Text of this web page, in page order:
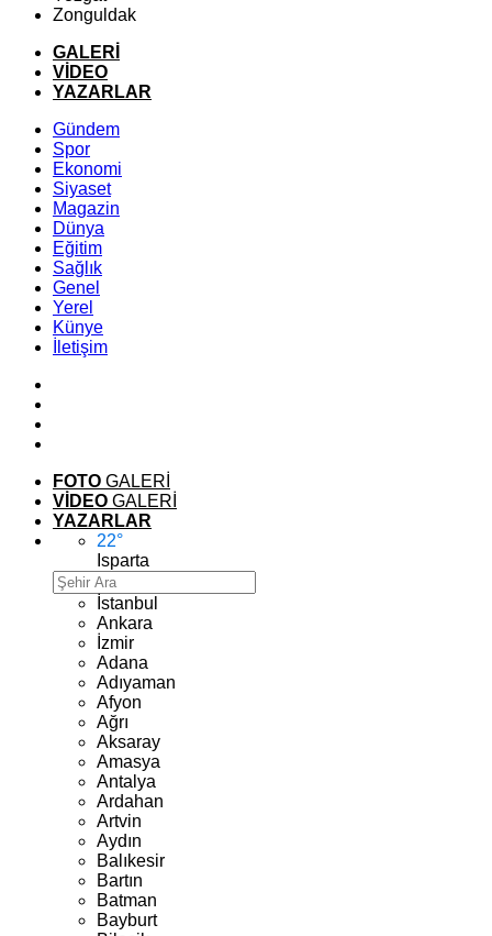
Zonguldak
GALERİ
VİDEO
YAZARLAR
Gündem
Spor
Ekonomi
Siyaset
Magazin
Dünya
Eğitim
Sağlık
Genel
Yerel
Künye
İletişim
FOTO GALERİ
VİDEO GALERİ
YAZARLAR
22°
Isparta
İstanbul
Ankara
İzmir
Adana
Adıyaman
Afyon
Ağrı
Aksaray
Amasya
Antalya
Ardahan
Artvin
Aydın
Balıkesir
Bartın
Batman
Bayburt